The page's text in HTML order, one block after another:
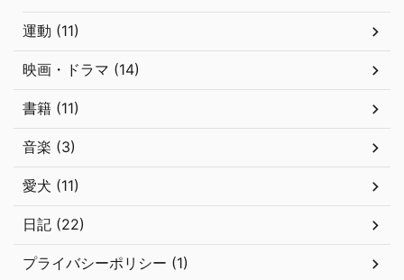
運動 (11)
映画・ドラマ (14)
書籍 (11)
音楽 (3)
愛犬 (11)
日記 (22)
プライバシーポリシー (1)